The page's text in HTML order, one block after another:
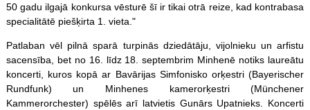
50 gadu ilgajā konkursa vēsturē šī ir tikai otrā reize, kad kontrabasa
specialitātē piešķirta 1. vieta."
Patlaban vēl pilnā sparā turpinās dziedātāju, vijolnieku un arfistu
sacensība, bet no 16. līdz 18. septembrim Minhenē notiks laureātu
koncerti, kuros kopā ar Bavārijas Simfonisko orķestri (Bayerischer
Rundfunk) un Minhenes kamerorķestri (Münchener
Kammerorchester) spēlēs arī latvietis Gunārs Upatnieks. Koncerti